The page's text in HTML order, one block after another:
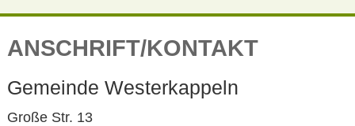
ANSCHRIFT/KONTAKT
Gemeinde Westerkappeln
Große Str. 13